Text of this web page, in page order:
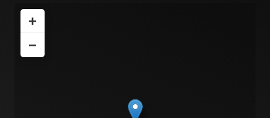
+
−